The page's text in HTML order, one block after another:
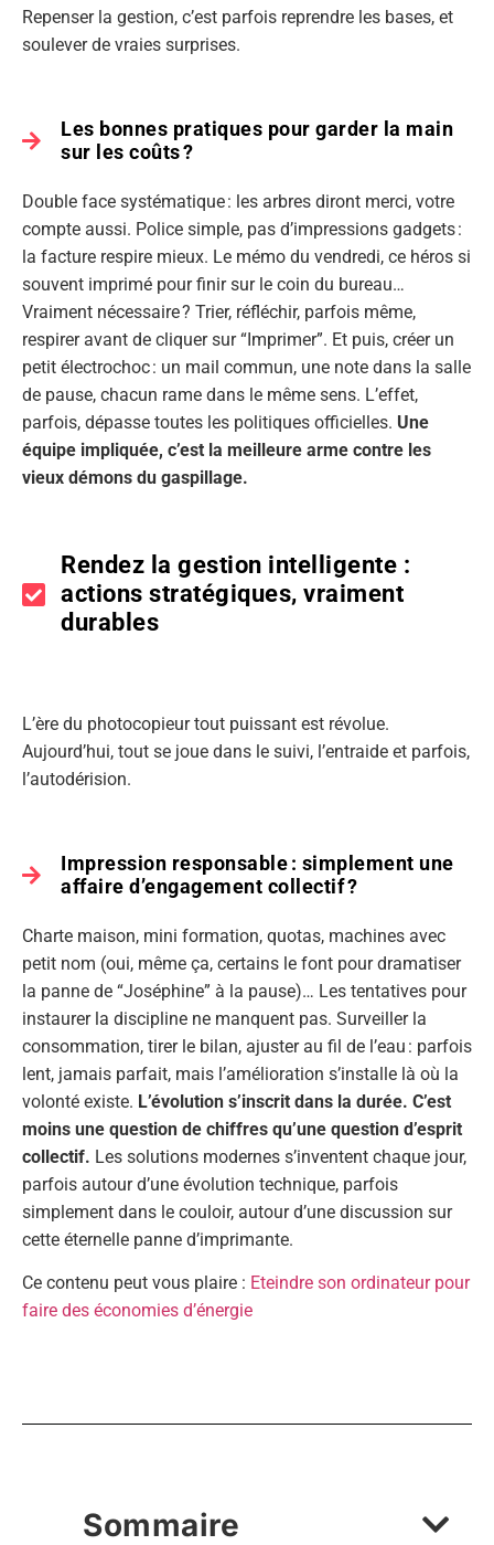
Repenser la gestion, c’est parfois reprendre les bases, et
soulever de vraies surprises.
Les bonnes pratiques pour garder la main
sur les coûts ?
Double face systématique : les arbres diront merci, votre
compte aussi. Police simple, pas d’impressions gadgets :
la facture respire mieux. Le mémo du vendredi, ce héros si
souvent imprimé pour finir sur le coin du bureau…
Vraiment nécessaire ? Trier, réfléchir, parfois même,
respirer avant de cliquer sur “Imprimer”. Et puis, créer un
petit électrochoc : un mail commun, une note dans la salle
de pause, chacun rame dans le même sens. L’effet,
parfois, dépasse toutes les politiques officielles. Une
équipe impliquée, c’est la meilleure arme contre les
vieux démons du gaspillage.
Rendez la gestion intelligente :
actions stratégiques, vraiment
durables
L’ère du photocopieur tout puissant est révolue.
Aujourd’hui, tout se joue dans le suivi, l’entraide et parfois,
l’autodérision.
Impression responsable : simplement une
affaire d’engagement collectif ?
Charte maison, mini formation, quotas, machines avec
petit nom (oui, même ça, certains le font pour dramatiser
la panne de “Joséphine” à la pause)… Les tentatives pour
instaurer la discipline ne manquent pas. Surveiller la
consommation, tirer le bilan, ajuster au fil de l’eau : parfois
lent, jamais parfait, mais l’amélioration s’installe là où la
volonté existe. L’évolution s’inscrit dans la durée. C’est
moins une question de chiffres qu’une question d’esprit
collectif. Les solutions modernes s’inventent chaque jour,
parfois autour d’une évolution technique, parfois
simplement dans le couloir, autour d’une discussion sur
cette éternelle panne d’imprimante.
Ce contenu peut vous plaire : Eteindre son ordinateur pour
faire des économies d’énergie
Sommaire